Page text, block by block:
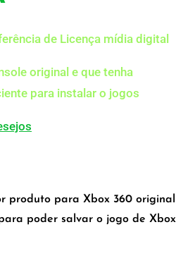
de Licença mídia digital
original e que tenha
para instalar o jogos
produto para Xbox 360 original
poder salvar o jogo de Xbox